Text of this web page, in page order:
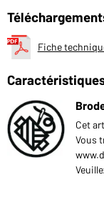
Fiche
Cet
Vous